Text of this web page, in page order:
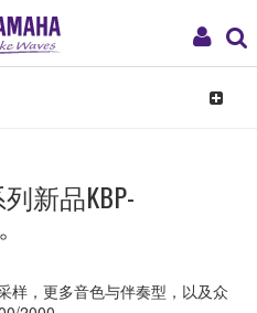
My
Toggle
新品KBP-
样，更多音色与伴奏型，以及众